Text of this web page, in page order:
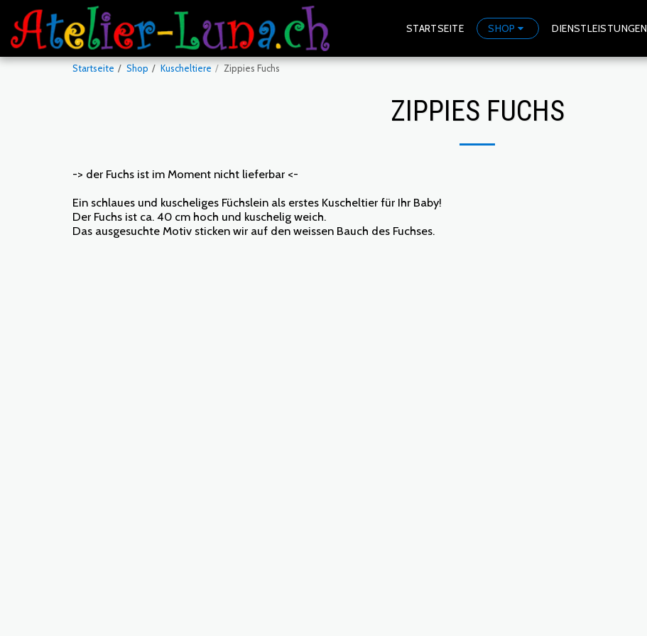
STARTSEITE SHOP DIENSTLEISTUNGEN
Startseite Shop Kuscheltiere Zippies Fuchs
ZIPPIES FUCHS
-> der Fuchs ist im Moment nicht lieferbar <-
Ein schlaues und kuscheliges Füchslein als erstes Kuscheltier für Ihr Baby!
Der Fuchs ist ca. 40 cm hoch und kuschelig weich.
Das ausgesuchte Motiv sticken wir auf den weissen Bauch des Fuchses.